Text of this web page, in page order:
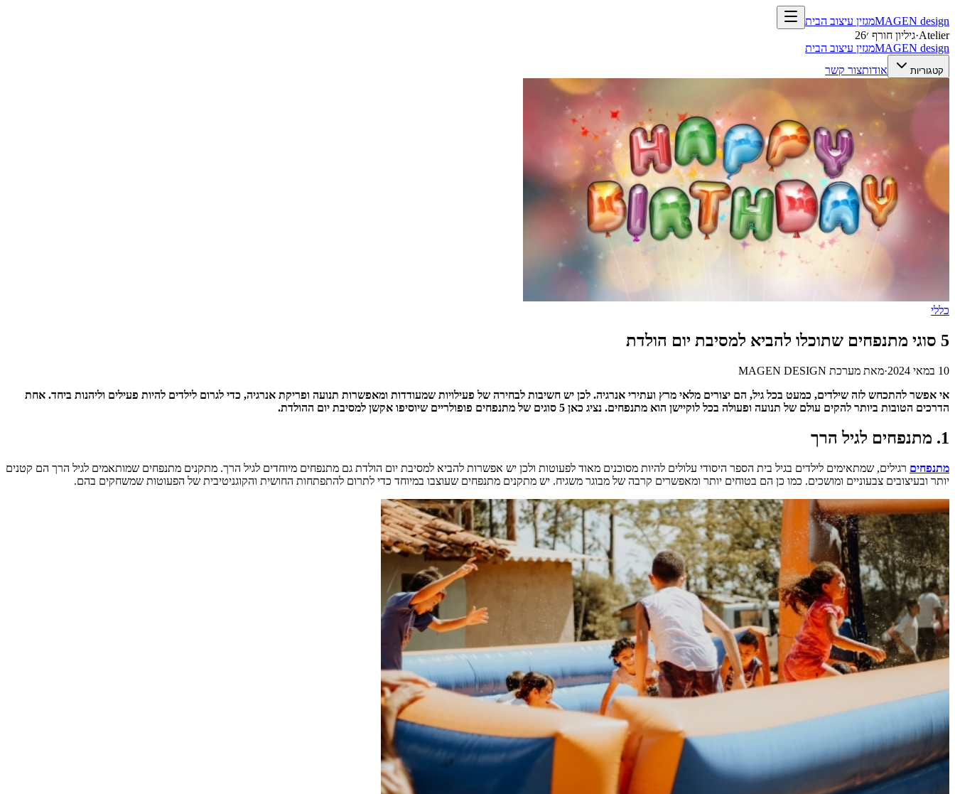
MAGEN design
מגזין עיצוב הבית
Atelier
·גיליון חורף ׳26
MAGEN design מגזין עיצוב הבית
קטגוריות אודותצור קשר
כללי
5 סוגי מתנפחים שתוכלו להביא למסיבת יום הולדת
10 במאי 2024 ·מאת מערכת MAGEN DESIGN
אי אפשר להתכחש לזה שילדים, כמעט בכל גיל, הם יצורים מלאי מרץ ועתירי אנרגיה. לכן יש חשיבות לבחירה של פעילויות שמעודדות ומאפשרות תנועה ופריקת אנרגיה, כדי לגרום לילדים להיות פעילים וליהנות ביחד. אחת
הדרכים הטובות ביותר להקים עולם של תנועה ופעולה בכל לוקיישן הוא מתנפחים. נציג כאן 5 סוגים של מתנפחים פופולריים שיוסיפו אקשן למסיבת יום ההולדת.
1. מתנפחים לגיל הרך
מתנפחים רגילים, שמתאימים לילדים בגיל בית הספר היסודי עלולים להיות מסוכנים מאוד לפעוטות ולכן יש אפשרות להביא למסיבת יום הולדת גם מתנפחים מיוחדים לגיל הרך. מתקנים מתנפחים שמותאמים לגיל הרך הם קטנים
יותר ובעיצובים צבעוניים ומושכים. כמו כן הם בטוחים יותר ומאפשרים קרבה של מבוגר משגיח. יש מתקנים מתנפחים שעוצבו במיוחד כדי לתרום להתפתחות החושית והקוגניטיבית של הפעוטות שמשחקים בהם.